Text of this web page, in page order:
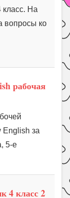
На
вопросы ко
рабочая
English за
5-е
4 класс 2